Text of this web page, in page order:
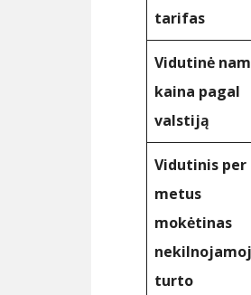
tarifas
Vidutinė
kaina pagal
valstiją
Vidutinis per
metus
mokėtinas
turto